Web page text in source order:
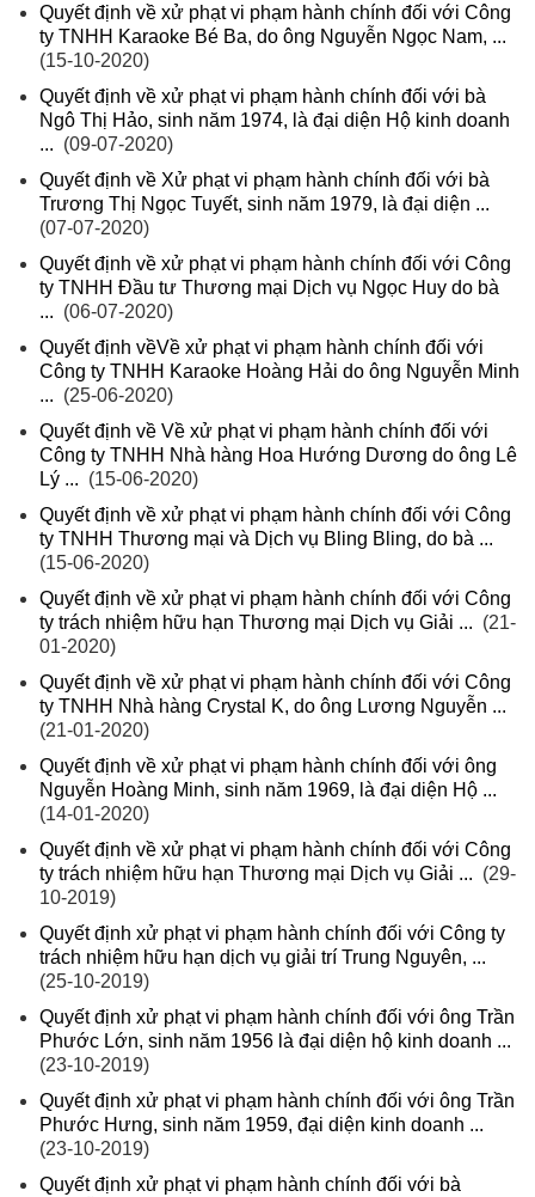
Quyết định về xử phạt vi phạm hành chính đối với Công
ty TNHH Karaoke Bé Ba, do ông Nguyễn Ngọc Nam, ...
(15-10-2020)
Quyết định về xử phạt vi phạm hành chính đối với bà
Ngô Thị Hảo, sinh năm 1974, là đại diện Hộ kinh doanh
... (09-07-2020)
Quyết định về Xử phạt vi phạm hành chính đối với bà
Trương Thị Ngọc Tuyết, sinh năm 1979, là đại diện ...
(07-07-2020)
Quyết định về xử phạt vi phạm hành chính đối với Công
ty TNHH Đầu tư Thương mại Dịch vụ Ngọc Huy do bà
... (06-07-2020)
Quyết định vềVề xử phạt vi phạm hành chính đối với
Công ty TNHH Karaoke Hoàng Hải do ông Nguyễn Minh
... (25-06-2020)
Quyết định về Về xử phạt vi phạm hành chính đối với
Công ty TNHH Nhà hàng Hoa Hướng Dương do ông Lê
Lý ... (15-06-2020)
Quyết định về xử phạt vi phạm hành chính đối với Công
ty TNHH Thương mại và Dịch vụ Bling Bling, do bà ...
(15-06-2020)
Quyết định về xử phạt vi phạm hành chính đối với Công
ty trách nhiệm hữu hạn Thương mại Dịch vụ Giải ... (21-
01-2020)
Quyết định về xử phạt vi phạm hành chính đối với Công
ty TNHH Nhà hàng Crystal K, do ông Lương Nguyễn ...
(21-01-2020)
Quyết định về xử phạt vi phạm hành chính đối với ông
Nguyễn Hoàng Minh, sinh năm 1969, là đại diện Hộ ...
(14-01-2020)
Quyết định về xử phạt vi phạm hành chính đối với Công
ty trách nhiệm hữu hạn Thương mại Dịch vụ Giải ... (29-
10-2019)
Quyết định xử phạt vi phạm hành chính đối với Công ty
trách nhiệm hữu hạn dịch vụ giải trí Trung Nguyên, ...
(25-10-2019)
Quyết định xử phạt vi phạm hành chính đối với ông Trần
Phước Lớn, sinh năm 1956 là đại diện hộ kinh doanh ...
(23-10-2019)
Quyết định xử phạt vi phạm hành chính đối với ông Trần
Phước Hưng, sinh năm 1959, đại diện kinh doanh ...
(23-10-2019)
Quyết định xử phạt vi phạm hành chính đối với bà